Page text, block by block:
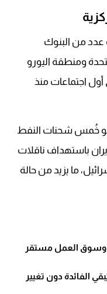
عدد من البنوك
ومنطقة اليورو
أول اجتماعات منذ
خُمس شحنات النفط
باستهداف ناقلات
ما يزيد من حالة
وسوق العمل مستقر
الفائدة دون تغيير